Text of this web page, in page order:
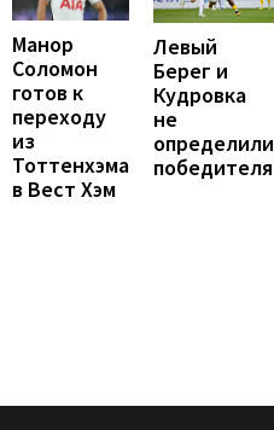
Манор
Соломон
готов к
переходу
из
Тоттенхэма
в Вест Хэм
Левый
Берег и
Кудровка
не
определили
победителя